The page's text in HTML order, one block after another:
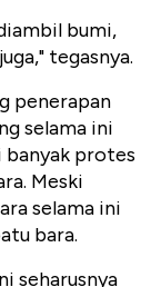
bumi,
tegasnya.
penerapan
selama ini
banyak protes
Meski
selama ini
bara.
seharusnya